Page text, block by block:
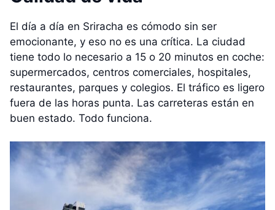
El día a día en Sriracha es cómodo sin ser
emocionante, y eso no es una crítica. La ciudad
tiene todo lo necesario a 15 o 20 minutos en coche:
supermercados, centros comerciales, hospitales,
restaurantes, parques y colegios. El tráfico es ligero
fuera de las horas punta. Las carreteras están en
buen estado. Todo funciona.